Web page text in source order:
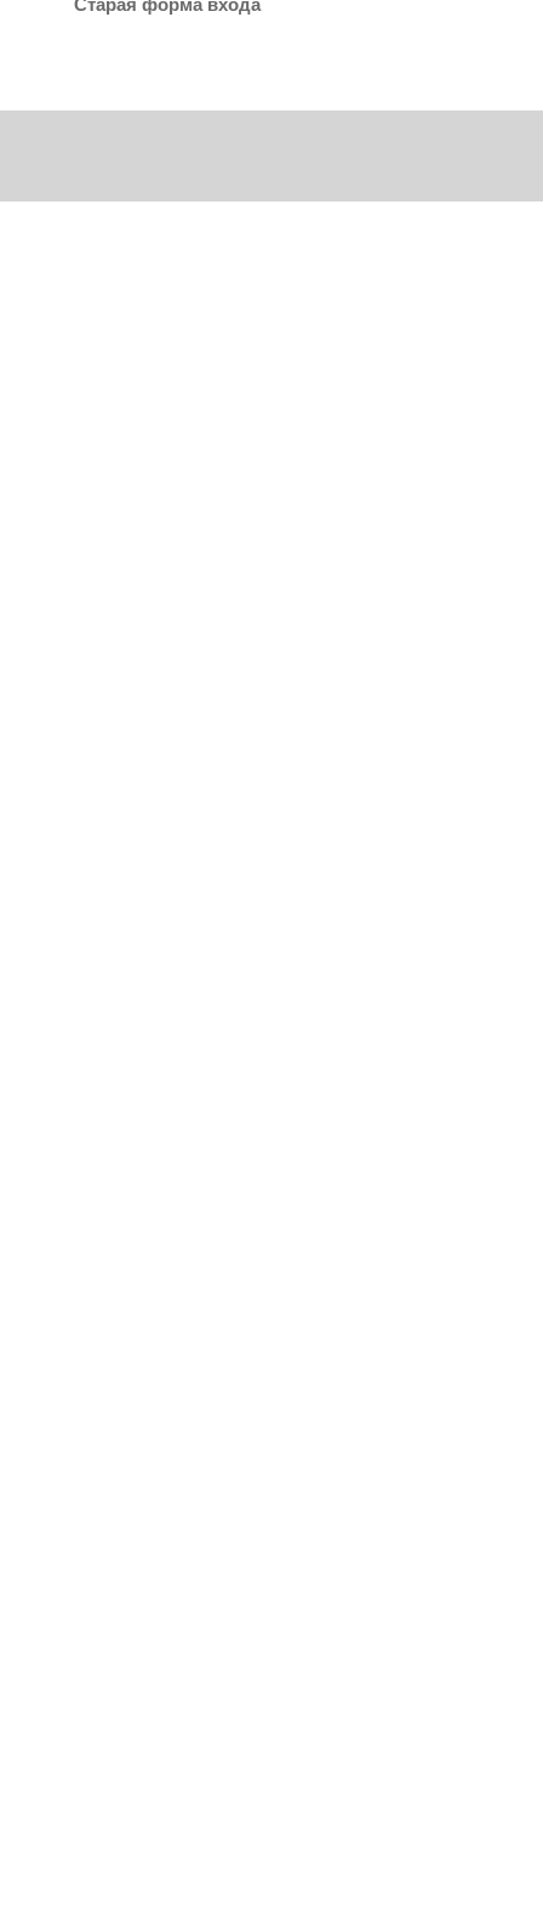
Старая форма входа